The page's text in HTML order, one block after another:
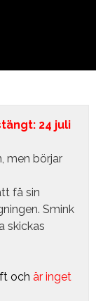
24 juli
men börjar
få sin
Smink
skickas
och är inget